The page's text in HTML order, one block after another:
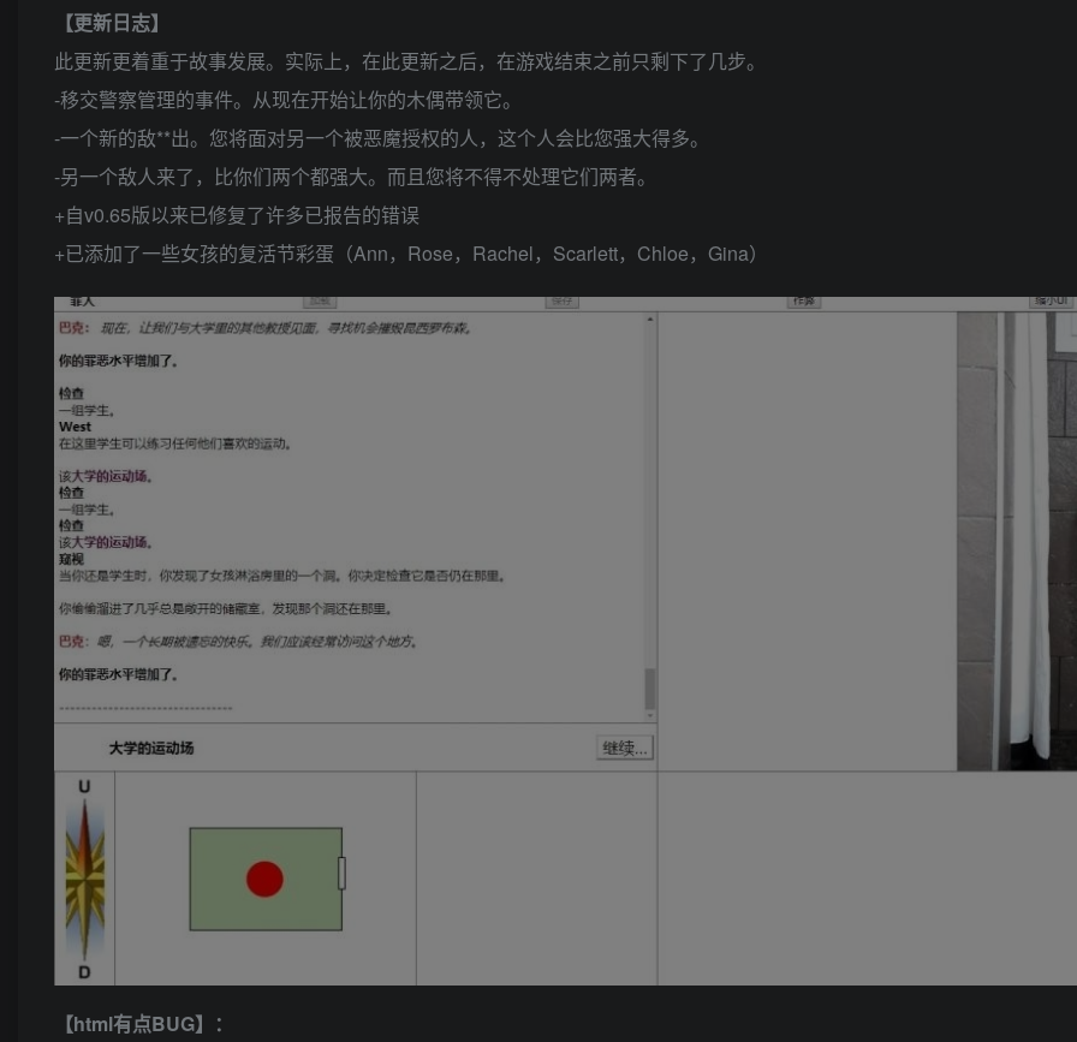
【更新日志】
此更新更着重于故事发展。实际上，在此更新之后，在游戏结束之前只剩下了几步。
-移交警察管理的事件。从现在开始让你的木偶带领它。
-一个新的敌**出。您将面对另一个被恶魔授权的人，这个人会比您强大得多。
-另一个敌人来了，比你们两个都强大。而且您将不得不处理它们两者。
+自v0.65版以来已修复了许多已报告的错误
+已添加了一些女孩的复活节彩蛋（Ann，Rose，Rachel，Scarlett，Chloe，Gina）
【html有点BUG】：